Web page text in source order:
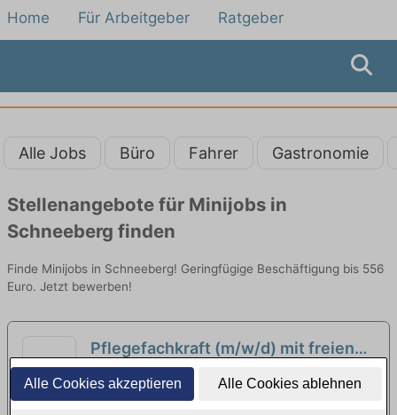
Alle Cookies akzeptieren Alle Cookies ablehnen
Home Für Arbeitgeber Ratgeber
Alle Jobs Büro Fahrer Gastronomie
Stellenangebote für Minijobs in
Schneeberg finden
Finde Minijobs in Schneeberg! Geringfügige Beschäftigung bis 556
Euro. Jetzt bewerben!
Pflegefachkraft (m/w/d) mit freien
Wochenenden + Firmenfahrzeug
(30h/Woche)
Healthcare Deutschland GmbH | Chemnitz